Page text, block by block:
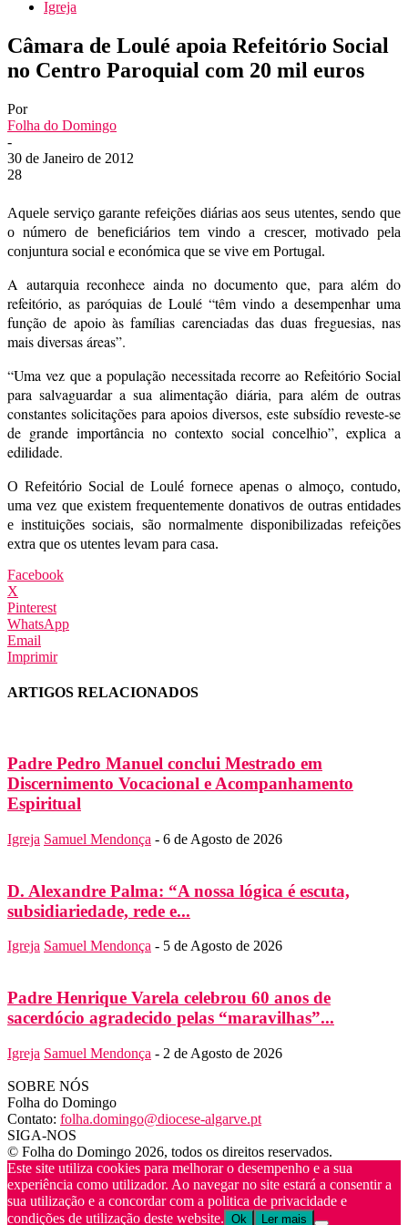
Igreja
Câmara de Loulé apoia Refeitório Social
no Centro Paroquial com 20 mil euros
Por
Folha do Domingo
-
30 de Janeiro de 2012
28
Aquele serviço garante refeições diárias aos seus utentes, sendo que
o número de beneficiários tem vindo a crescer, motivado pela
conjuntura social e económica que se vive em Portugal.
A autarquia reconhece ainda no documento que, para além do
refeitório, as paróquias de Loulé “têm vindo a desempenhar uma
função de apoio às famílias carenciadas das duas freguesias, nas
mais diversas áreas”.
“Uma vez que a população necessitada recorre ao Refeitório Social
para salvaguardar a sua alimentação diária, para além de outras
constantes solicitações para apoios diversos, este subsídio reveste-se
de grande importância no contexto social concelhio”, explica a
edilidade.
O Refeitório Social de Loulé fornece apenas o almoço, contudo,
uma vez que existem frequentemente donativos de outras entidades
e instituições sociais, são normalmente disponibilizadas refeições
extra que os utentes levam para casa.
Facebook
X
Pinterest
WhatsApp
Email
Imprimir
ARTIGOS RELACIONADOS
Padre Pedro Manuel conclui Mestrado em
Discernimento Vocacional e Acompanhamento
Espiritual
Igreja Samuel Mendonça - 6 de Agosto de 2026
D. Alexandre Palma: “A nossa lógica é escuta,
subsidiariedade, rede e...
Igreja Samuel Mendonça - 5 de Agosto de 2026
Padre Henrique Varela celebrou 60 anos de
sacerdócio agradecido pelas “maravilhas”...
Igreja Samuel Mendonça - 2 de Agosto de 2026
SOBRE NÓS
Folha do Domingo
Contato: folha.domingo@diocese-algarve.pt
SIGA-NOS
© Folha do Domingo 2026, todos os direitos reservados.
Este site utiliza cookies para melhorar o desempenho e a sua
experiência como utilizador. Ao navegar no site estará a consentir a
sua utilização e a concordar com a politica de privacidade e
condições de utilização deste website. Ok Ler mais